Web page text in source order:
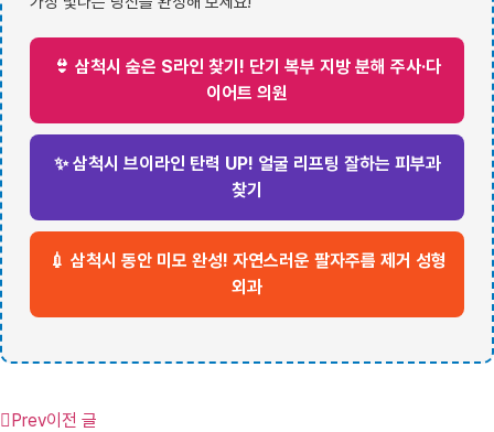
👙 삼척시 숨은 S라인 찾기! 단기 복부 지방 분해 주사·다
이어트 의원
✨ 삼척시 브이라인 탄력 UP! 얼굴 리프팅 잘하는 피부과
찾기
💉 삼척시 동안 미모 완성! 자연스러운 팔자주름 제거 성형
외과
Prev이전 글